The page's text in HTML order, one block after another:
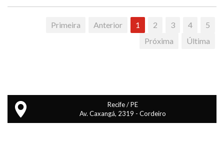
Primeira Anterior 1 2 3 4
5
Próxima
Última
Recife / PE
Av. Caxangá, 2319 - Cordeiro